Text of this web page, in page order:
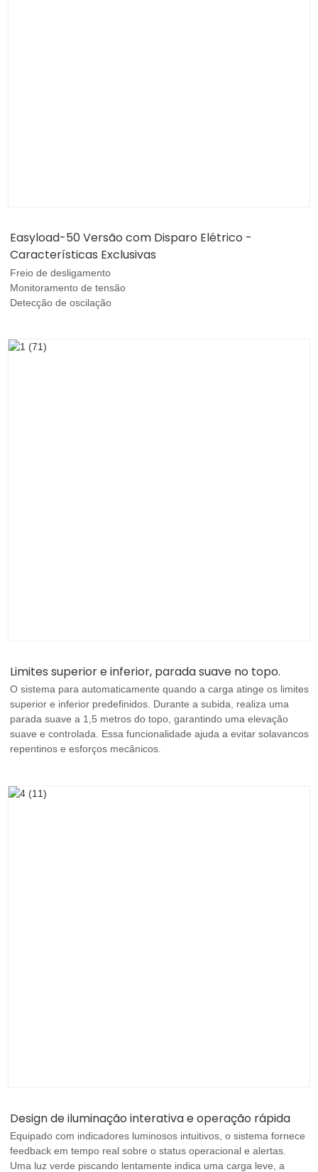
Easyload-50 Versão com Disparo Elétrico -
Características Exclusivas
Freio de desligamento
Monitoramento de tensão
Detecção de oscilação
Limites superior e inferior, parada suave no topo.
O sistema para automaticamente quando a carga atinge os limites
superior e inferior predefinidos. Durante a subida, realiza uma
parada suave a 1,5 metros do topo, garantindo uma elevação
suave e controlada. Essa funcionalidade ajuda a evitar solavancos
repentinos e esforços mecânicos.
Design de iluminação interativa e operação rápida
Equipado com indicadores luminosos intuitivos, o sistema fornece
feedback em tempo real sobre o status operacional e alertas.
Uma luz verde piscando lentamente indica uma carga leve, a